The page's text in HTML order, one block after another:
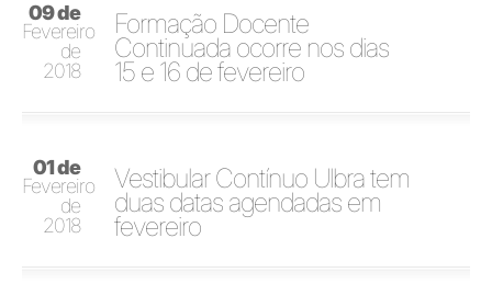
09 de
Fevereiro
de
2018
Formação Docente
Continuada ocorre nos dias
15 e 16 de fevereiro
01 de
Fevereiro
de
2018
Vestibular Contínuo Ulbra tem
duas datas agendadas em
fevereiro